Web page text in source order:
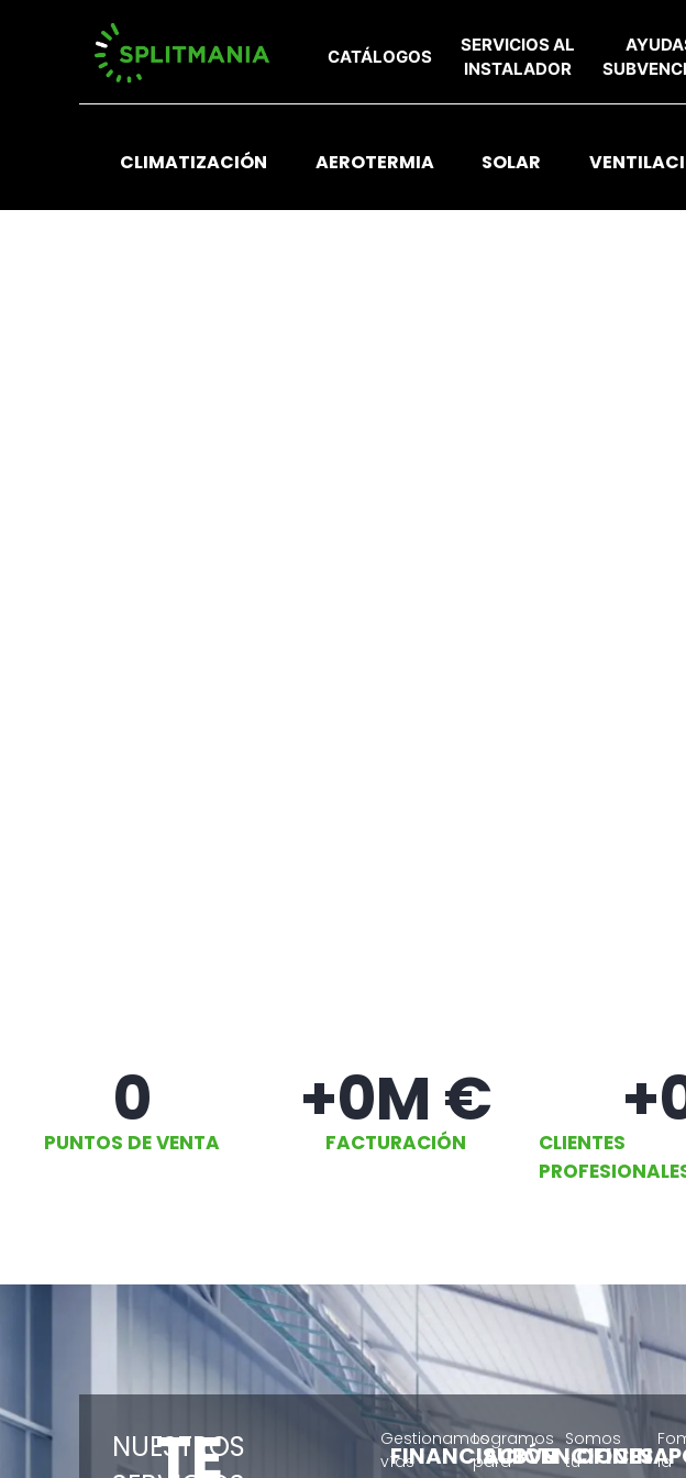
CATÁLOGOS
SERVICIOS AL
INSTALADOR
CLIMATIZACIÓN AEROTERMIA SOLAR
PUNTOS DE VENTA
0
FACTURACIÓN
+0M €
CLIENTES
+
NUESTROS
TE FINANCIACIÓN
Gestionamos
vías
SUBVENCIONES
Logramos
para
OFICINA
Somos
tu
la